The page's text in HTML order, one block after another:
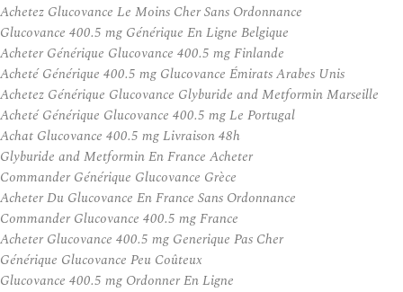
Achetez Glucovance Le Moins Cher Sans Ordonnance
Glucovance 400.5 mg Générique En Ligne Belgique
Acheter Générique Glucovance 400.5 mg Finlande
Acheté Générique 400.5 mg Glucovance Émirats Arabes Unis
Achetez Générique Glucovance Glyburide and Metformin Marseille
Acheté Générique Glucovance 400.5 mg Le Portugal
Achat Glucovance 400.5 mg Livraison 48h
Glyburide and Metformin En France Acheter
Commander Générique Glucovance Grèce
Acheter Du Glucovance En France Sans Ordonnance
Commander Glucovance 400.5 mg France
Acheter Glucovance 400.5 mg Generique Pas Cher
Générique Glucovance Peu Coûteux
Glucovance 400.5 mg Ordonner En Ligne